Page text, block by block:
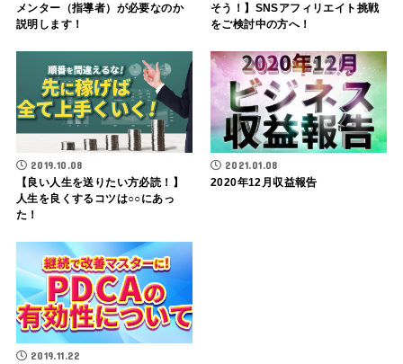
メンター（指導者）が必要なのか
説明します！
そう！】SNSアフィリエイト挑戦
をご検討中の方へ！
2019.10.08
【良い人生を送りたい方必読！】
人生を良くするコツは○○にあっ
た！
2021.01.08
2020年12月収益報告
2019.11.22